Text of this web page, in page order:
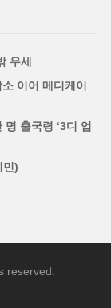
우세
이어 메디케이
출국령 ‘3디 업
민)
reserved.